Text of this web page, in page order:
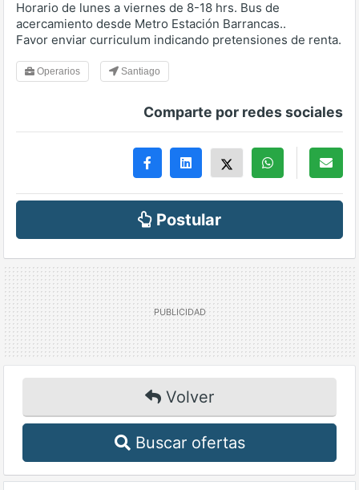
Horario de lunes a viernes de 8-18 hrs. Bus de
acercamiento desde Metro Estación Barrancas..
Favor enviar curriculum indicando pretensiones de renta.
Operarios Santiago
Comparte por redes sociales
Postular
Volver
Buscar ofertas